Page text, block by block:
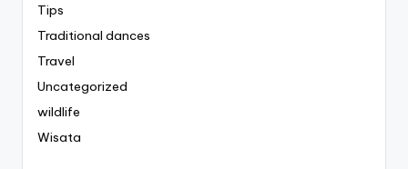
Tips
Traditional dances
Travel
Uncategorized
wildlife
Wisata